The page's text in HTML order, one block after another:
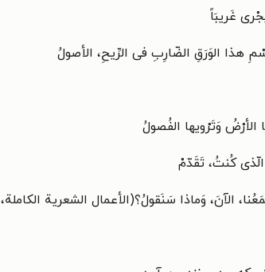
غَریبَاً
هذا الوَرَقِ الضّارِبِ فی الرِّیحِ، الأصولُ
الأرْضُ وَتَرْویها الفُصولُ
الّذی کُنتُ، تَقَدّمْ
الآنَ، وَماذا سَنَقولُ؟(الأعمال الشعریة الکاملة، ۴۹۴/۲).